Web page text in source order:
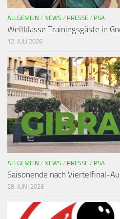
ALLGEMEIN / NEWS / PRESSE / PSA
Weltklasse Trainingsgäste in
12. JULI 2026
ALLGEMEIN / NEWS / PRESSE / PSA
Saisonende nach Viertelfinal-
28. JUNI 2026